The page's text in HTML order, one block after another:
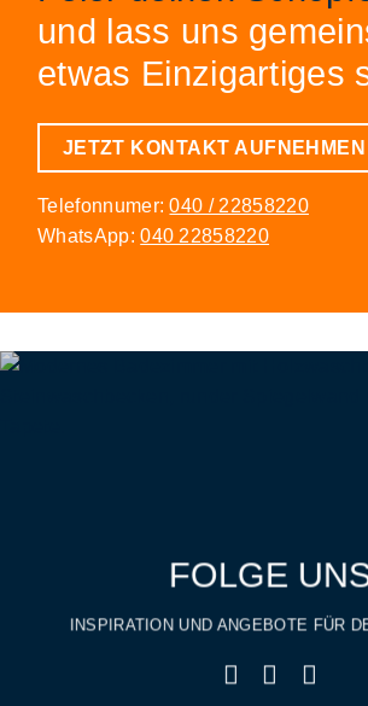
und lass uns
etwas Einzigartiges
JETZT KONTAKT AUFNEHMEN
Telefonnumer:040 / 22858220
WhatsApp:040 22858220
FOLGE
INSPIRATION UND ANGEBOTE FÜR